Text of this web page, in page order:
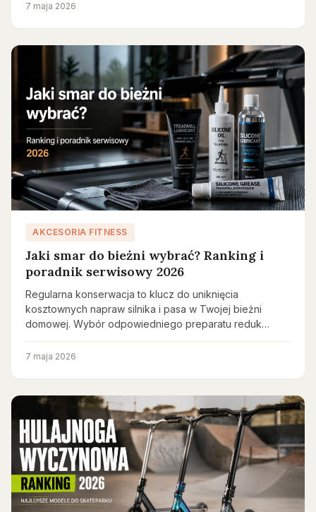
7 maja 2026
AKCESORIA FITNESS
Jaki smar do bieżni wybrać? Ranking i
poradnik serwisowy 2026
Regularna konserwacja to klucz do uniknięcia
kosztownych napraw silnika i pasa w Twojej bieżni
domowej. Wybór odpowiedniego preparatu reduk…
7 maja 2026